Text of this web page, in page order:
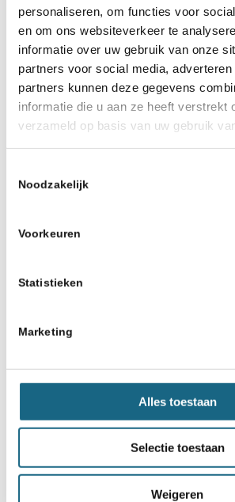
personaliseren, om functies voor
en om ons websiteverkeer te
informatie over uw gebruik van onze
partners voor social media,
partners kunnen deze gegevens
informatie die u aan ze heeft verstrekt
verzameld op basis van uw gebruik
Noodzakelijk
Voorkeuren
Statistieken
Marketing
Alles toestaan
Selectie toestaan
Weigeren